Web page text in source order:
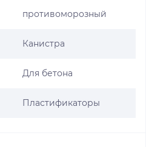
противоморозный
Канистра
Для бетона
Пластификаторы